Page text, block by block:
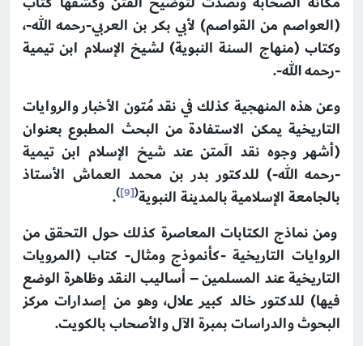
(العواصم من القواصم) لأبي بكر بن العربي-رحمه الله-،
وكتاب (منهاج السنة النبوية) لشيخ الإسلام ابن تيمية
-رحمه الله-.
وعن هذه المنهجية كذلك في نقد مُتون الأخبار والروايات
التاريخية يمكن الاستفادة من البحث المطبوع بعنوان
(أشهر وجوه نقد الَمتن عند شيخ الإسلام ابن تيمية
-رحمه الله-) للدكتور بدر بن محمد العماش الأستاذ
بالجامعة الإسلامية بالمدينة النبوية(
[9]
)
.
ومن نماذج الكتابات المعاصرة كذلك حول التحقق من
الروايات التاريخية -كأنموذج ومثال- كتاب (المرويات
التاريخية عند المسلمين – أساليب النقد وظاهرة الوضع
فيها) للدكتور خالد كبير علال، وهو من إصدارات مركز
البحوث والدراسات بمبرة الآل والأصحاب بالكويت.